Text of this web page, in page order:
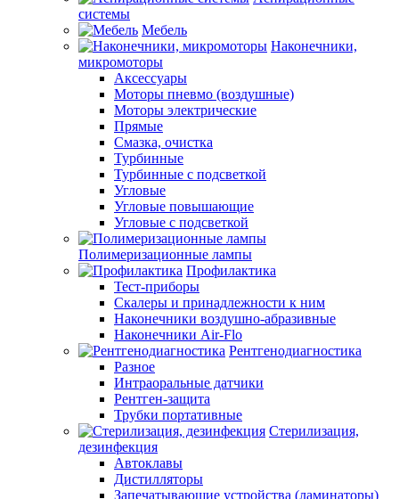
системы
Мебель
Наконечники,
микромоторы
Аксессуары
Моторы пневмо (воздушные)
Моторы электрические
Прямые
Смазка, очистка
Турбинные
Турбинные с подсветкой
Угловые
Угловые повышающие
Угловые с подсветкой
Полимеризационные лампы
Профилактика
Тест-приборы
Скалеры и принадлежности к ним
Наконечники воздушно-абразивные
Наконечники Air-Flo
Рентгенодиагностика
Разное
Интраоральные датчики
Рентген-защита
Трубки портативные
Стерилизация,
дезинфекция
Автоклавы
Дистилляторы
Запечатывающие устройства (ламинаторы)